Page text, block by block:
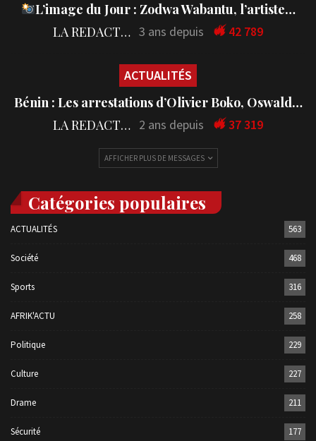
L’image du Jour : Zodwa Wabantu, l’artiste…
LA REDACTION 3 ans depuis 42 789
ACTUALITÉS
Bénin : Les arrestations d’Olivier Boko, Oswald…
LA REDACTION 2 ans depuis 37 319
AFFICHER PLUS DE MESSAGES
Catégories populaires
ACTUALITÉS 563
Société 468
Sports 316
AFRIK'ACTU 258
Politique 229
Culture 227
Drame 211
Sécurité 177